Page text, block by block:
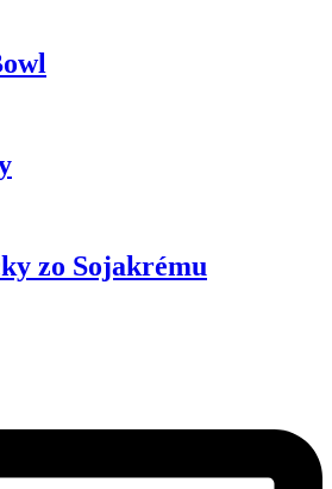
zo Sojakrému